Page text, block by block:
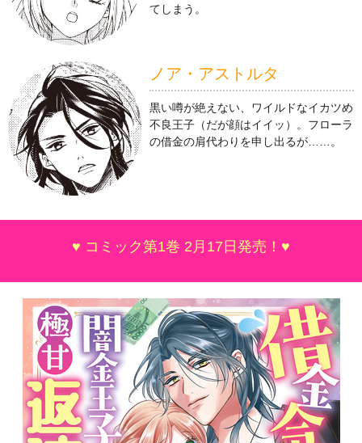
てしまう。
ノア・アストルタ
黒い噂が絶えない、ワイルドなイカツめ
不良王子（だが顔はイイッ）。フローラ
の借金の肩代わりを申し出るが……。
♥ コミック第1巻 2月17日発売！♥